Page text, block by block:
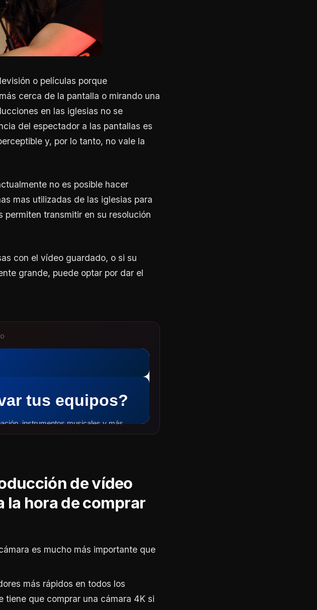
o películas porque
cerca de la pantalla o mirando una
en las iglesias no se
del espectador a las pantallas es
y, por lo tanto, no vale la
no es posible hacer
mas utilizadas de las iglesias para
permiten transmitir en su resolución
con el vídeo guardado, o si su
grande, puede optar por dar el
de vídeo
la hora de comprar
es mucho más importante que
más rápidos en todos los
tiene que comprar una cámara 4K si